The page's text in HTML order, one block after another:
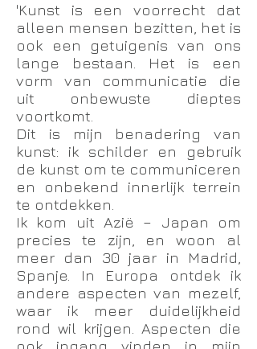
'Kunst is een voorrecht dat
alleen mensen bezitten, het is
ook een getuigenis van ons
lange bestaan. Het is een
vorm van communicatie die
uit onbewuste dieptes
voortkomt.
Dit is mijn benadering van
kunst: ik schilder en gebruik
de kunst om te communiceren
en onbekend innerlijk terrein
te ontdekken.
Ik kom uit Azië – Japan om
precies te zijn, en woon al
meer dan 30 jaar in Madrid,
Spanje. In Europa ontdek ik
andere aspecten van mezelf,
waar ik meer duidelijkheid
rond wil krijgen. Aspecten die